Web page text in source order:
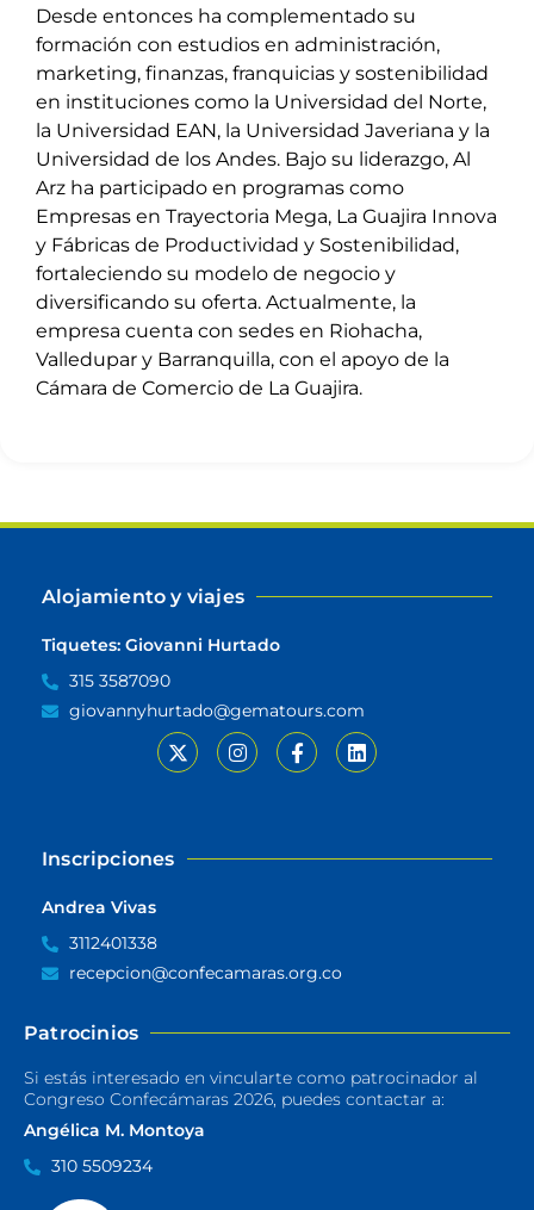
Desde entonces ha complementado su
formación con estudios en administración,
marketing, finanzas, franquicias y sostenibilidad
en instituciones como la Universidad del Norte,
la Universidad EAN, la Universidad Javeriana y la
Universidad de los Andes. Bajo su liderazgo, Al
Arz ha participado en programas como
Empresas en Trayectoria Mega, La Guajira Innova
y Fábricas de Productividad y Sostenibilidad,
fortaleciendo su modelo de negocio y
diversificando su oferta. Actualmente, la
empresa cuenta con sedes en Riohacha,
Valledupar y Barranquilla, con el apoyo de la
Cámara de Comercio de La Guajira.
Patrocinios
Si estás interesado en vincularte como patrocinador al
Congreso Confecámaras 2026, puedes contactar a:
Angélica M. Montoya
310 5509234
Inscripciones
Andrea Vivas
3112401338
recepcion@confecamaras.org.co
Alojamiento y viajes
Tiquetes: Giovanni Hurtado
315 3587090
giovannyhurtado@gematours.com